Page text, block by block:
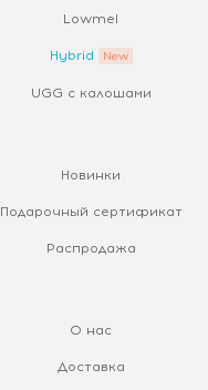
Lowmel
Hybrid
UGG с калошами
Новинки
Подарочный сертификат
Распродажа
О нас
Доставка